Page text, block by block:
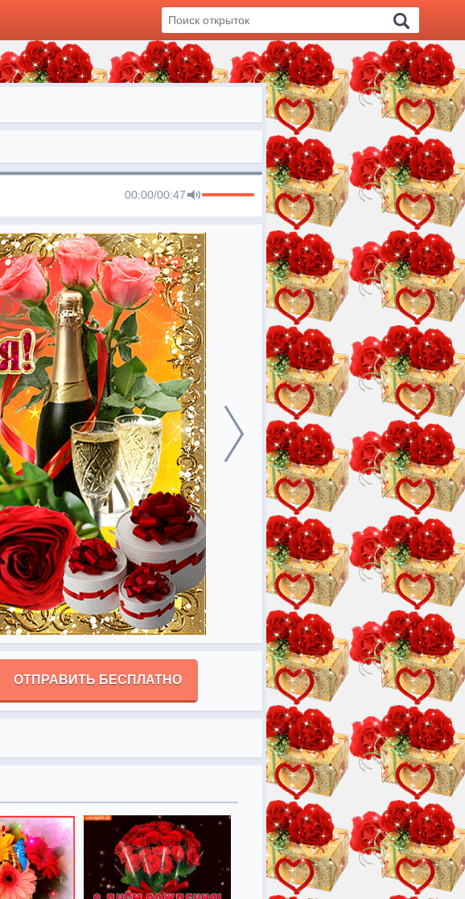
00:00/00:47
ОТПРАВИТЬ БЕСПЛАТНО